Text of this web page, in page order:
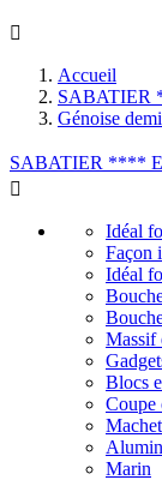

Accueil
SABATIER
Génoise
SABATIER ****

Idéal
Façon
Idéal
Massif
Blocs
Coupe
Marin